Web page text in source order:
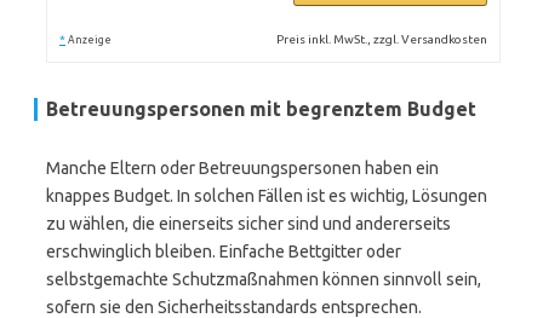
* Anzeige Preis inkl. MwSt., zzgl. Versandkosten
Betreuungspersonen mit begrenztem Budget
Manche Eltern oder Betreuungspersonen haben ein
knappes Budget. In solchen Fällen ist es wichtig, Lösungen
zu wählen, die einerseits sicher sind und andererseits
erschwinglich bleiben. Einfache Bettgitter oder
selbstgemachte Schutzmaßnahmen können sinnvoll sein,
sofern sie den Sicherheitsstandards entsprechen.